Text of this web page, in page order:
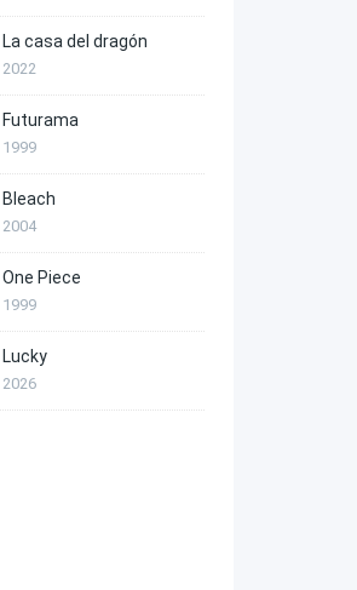
La casa del dragón
2022
Futurama
1999
Bleach
2004
One Piece
1999
Lucky
2026